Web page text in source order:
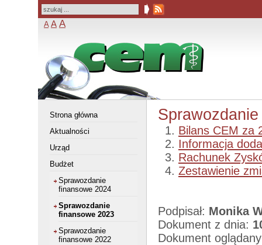
A A A
Strona główna
Aktualności
Urząd
Budżet
Sprawozdanie
finansowe 2024
Sprawozdanie
finansowe 2023
Sprawozdanie
finansowe 2022
Bilans CEM za
Informacja
Rachunek
Zestawienie
Podpisał: Monika
Dokument z dnia:
Dokument